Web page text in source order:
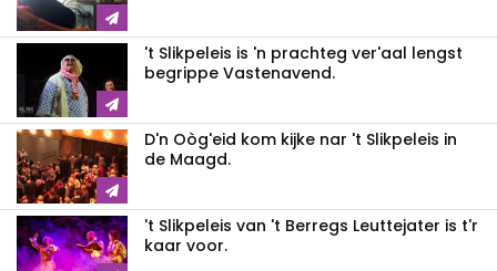
't Slikpeleis is 'n prachteg ver'aal lengst
begrippe Vastenavend.
D'n Oòg'eid kom kijke nar 't Slikpeleis in
de Maagd.
't Slikpeleis van 't Berregs Leuttejater is t'r
kaar voor.